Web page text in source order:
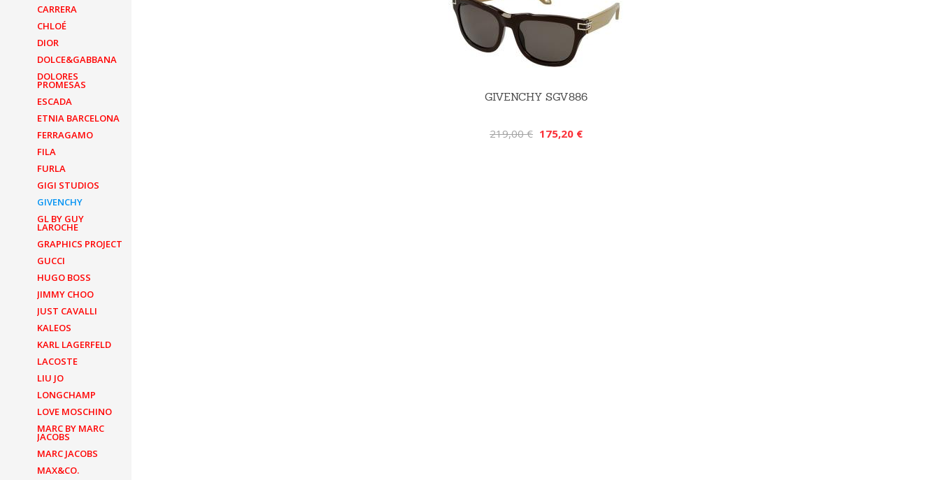
CARRERA
CHLOÉ
DIOR
DOLCE&GABBANA
DOLORES
PROMESAS
ESCADA
ETNIA BARCELONA
FERRAGAMO
FILA
FURLA
GIGI STUDIOS
GIVENCHY
GL BY GUY
LAROCHE
GRAPHICS PROJECT
GUCCI
HUGO BOSS
JIMMY CHOO
JUST CAVALLI
KALEOS
KARL LAGERFELD
LACOSTE
LIU JO
LONGCHAMP
LOVE MOSCHINO
MARC BY MARC
JACOBS
MARC JACOBS
MAX&CO.
GIVENCHY SGV886
219,00 € 175,20 €